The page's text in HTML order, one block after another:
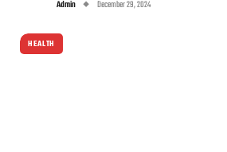
Admin December 29, 2024
HEALTH